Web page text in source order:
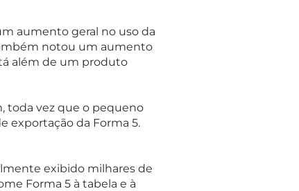
aumento geral no uso da
notou um aumento
além de um produto
toda vez que o pequeno
exportação da Forma 5.
exibido milhares de
Forma 5 à tabela e à